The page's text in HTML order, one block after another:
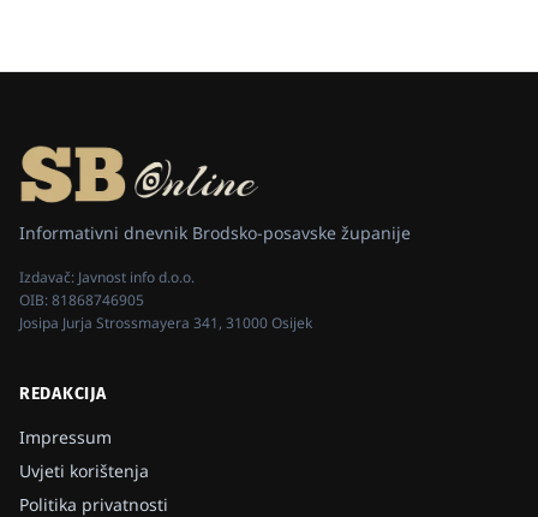
Informativni dnevnik Brodsko-posavske županije
Izdavač: Javnost info d.o.o.
OIB:81868746905
Josipa Jurja Strossmayera 341, 31000 Osijek
REDAKCIJA
Impressum
Uvjeti korištenja
Politika privatnosti